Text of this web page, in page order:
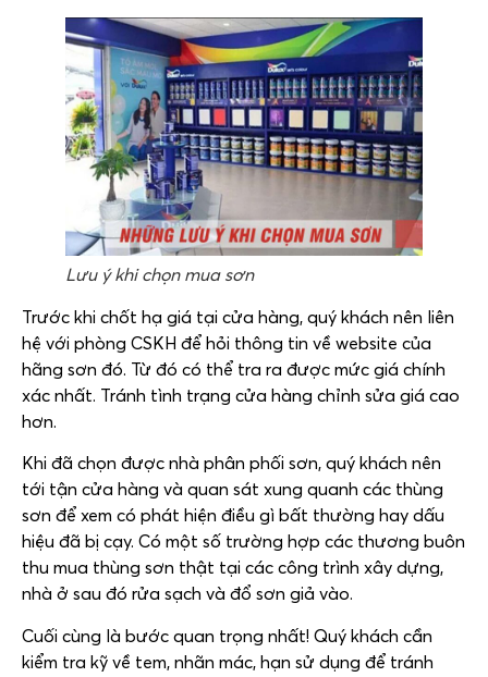
Lưu ý khi chọn mua sơn
Trước khi chốt hạ giá tại cửa hàng, quý khách nên liên
hệ với phòng CSKH để hỏi thông tin về website của
hãng sơn đó. Từ đó có thể tra ra được mức giá chính
xác nhất. Tránh tình trạng cửa hàng chỉnh sửa giá cao
hơn.
Khi đã chọn được nhà phân phối sơn, quý khách nên
tới tận cửa hàng và quan sát xung quanh các thùng
sơn để xem có phát hiện điều gì bất thường hay dấu
hiệu đã bị cạy. Có một số trường hợp các thương buôn
thu mua thùng sơn thật tại các công trình xây dựng,
nhà ở sau đó rửa sạch và đổ sơn giả vào.
Cuối cùng là bước quan trọng nhất! Quý khách cần
kiểm tra kỹ về tem, nhãn mác, hạn sử dụng để tránh